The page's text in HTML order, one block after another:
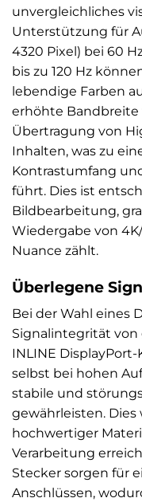
unvergleichliches
Unterstützung für
4320 Pixel) bei 60
bis zu 120 Hz
lebendige Farben
erhöhte Bandbreite
Übertragung von
Inhalten, was zu
Kontrastumfang
führt. Dies ist
Bildbearbeitung,
Wiedergabe von
Nuance zählt.
Überlegene
Bei der Wahl eines
Signalintegrität
INLINE
selbst bei hohen
stabile und
gewährleisten.
hochwertiger
Verarbeitung
Stecker sorgen für
Anschlüssen,